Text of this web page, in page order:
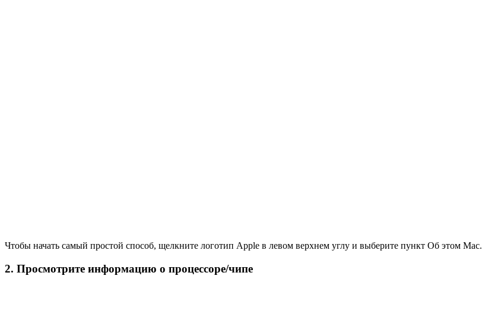
Чтобы начать самый простой способ, щелкните логотип Apple в левом верхнем углу и выберите пункт Об этом Mac.
2. Просмотрите информацию о процессоре/чипе